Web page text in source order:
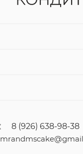
8 (926) 638-98-38